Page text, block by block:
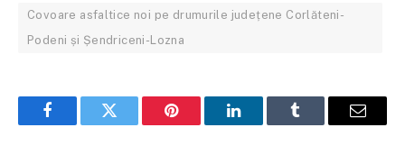
Covoare asfaltice noi pe drumurile județene Corlăteni-
Podeni și Șendriceni-Lozna
FacebookTwitter Pinterest LinkedInTumblr Email